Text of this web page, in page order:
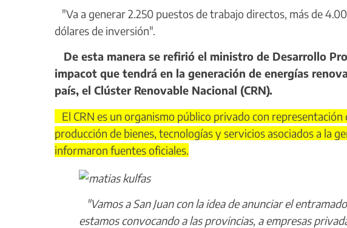
"Va a generar 2.250 puestos de trabajo directos, más de
dólares de inversión".
De esta manera se refirió el ministro de Desarrollo
impacot que tendrá en la generación de energías
país, el Clúster Renovable Nacional (CRN).
El CRN es un organismo público privado con
producción de bienes, tecnologías y servicios asociados a la
informaron fuentes oficiales.
"Vamos a San Juan con la idea de anunciar el
estamos convocando a las provincias, a empresas